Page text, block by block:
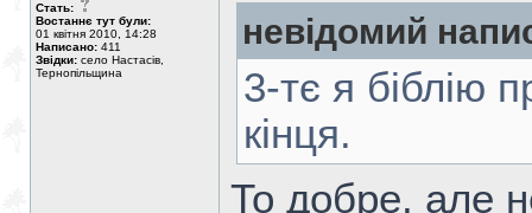
Стать:
Востаннє тут були:
01 квітня 2010, 14:28
Написано: 411
Звідки: село Настасів,
Тернопільщина
невідомий
3-тє я біблію
кінця.
То добре, але